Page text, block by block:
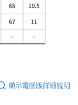
顯示電腦版詳細說明